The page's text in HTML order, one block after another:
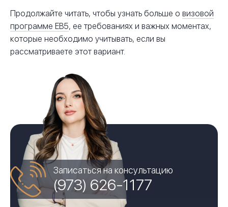
Продолжайте читать, чтобы узнать больше о визовой
программе EB5, ее требованиях и важных моментах,
которые необходимо учитывать, если вы
рассматриваете этот вариант.
Записаться на консультацию
(973) 626-1177